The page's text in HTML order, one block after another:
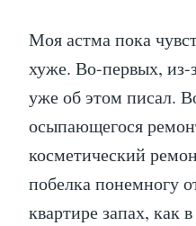
Моя астма пока
хуже. Во-первых, из-
уже об этом писал.
осыпающегося
косметический
побелка понемногу
квартире запах, как